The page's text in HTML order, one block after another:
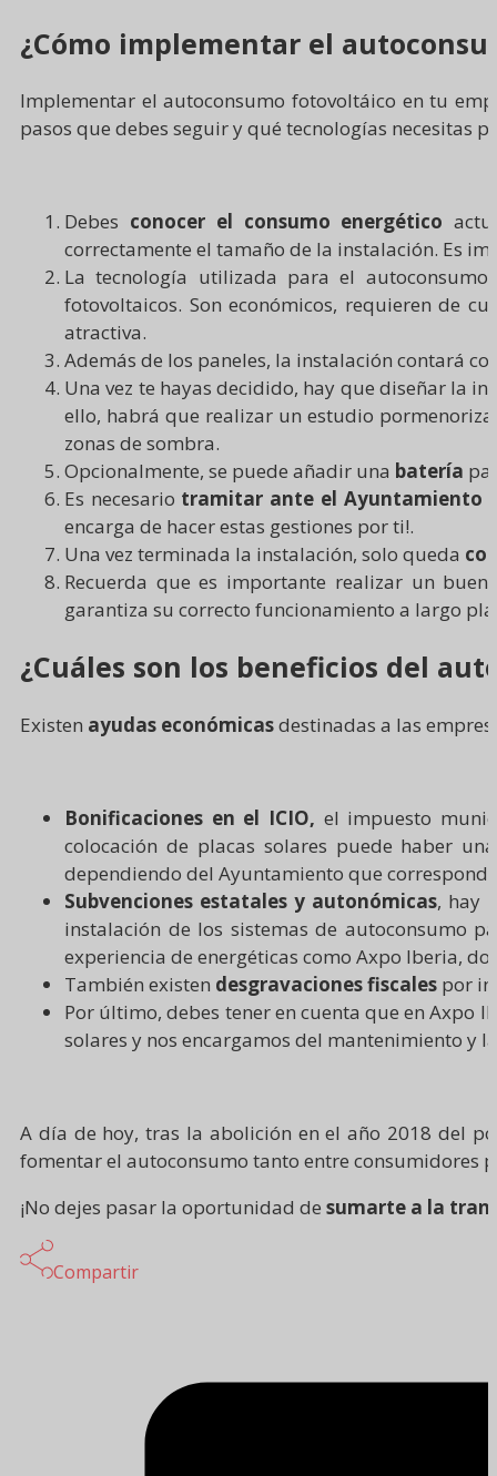
¿Cómo implementar el
Implementar el autoconsumo fotovoltáico en tu
pasos que debes seguir y qué tecnologías necesitas
Debes conocer el consumo energético
correctamente el tamaño de la instalación. Es
La tecnología utilizada para el
fotovoltaicos. Son económicos, requieren de
atractiva.
Además de los paneles, la instalación contará
Una vez te hayas decidido, hay que diseñar la
ello, habrá que realizar un estudio
zonas de sombra.
Opcionalmente, se puede añadir una batería
Es necesario tramitar ante el Ayuntamiento
encarga de hacer estas gestiones por ti!.
Una vez terminada la instalación, solo queda
Recuerda que es importante realizar un buen
garantiza su correcto funcionamiento a largo
¿Cuáles son los beneficios del
Existen ayudas económicasdestinadas a las
Bonificaciones en el ICIO, el impuesto
colocación de placas solares puede haber
dependiendo del Ayuntamiento que
Subvenciones estatales y autonómicas, hay
instalación de los sistemas de autoconsumo
experiencia de energéticas como Axpo Iberia,
También existen desgravaciones fiscales por
Por último, debes tener en cuenta que en Axpo
solares y nos encargamos del mantenimiento y
A día de hoy, tras la abolición en el año 2018 del
fomentar el autoconsumo tanto entre consumidores
¡No dejes pasar la oportunidad de sumarte a la
Compartir